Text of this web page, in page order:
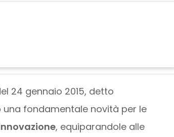
24 gennaio 2015, detto
fondamentale novità per le
, equiparandole alle